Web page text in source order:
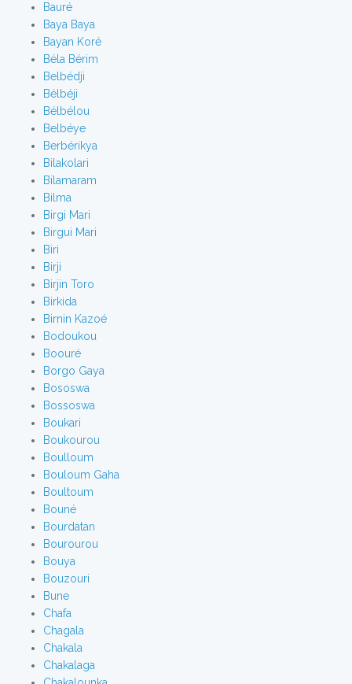
Bauré
Baya Baya
Bayan Koré
Béla Bérim
Belbédji
Bélbéji
Bélbélou
Belbéye
Berbérikya
Bilakolari
Bilamaram
Bilma
Birgi Mari
Birgui Mari
Biri
Birji
Birjin Toro
Birkida
Birnin Kazoé
Bodoukou
Boouré
Borgo Gaya
Bososwa
Bossoswa
Boukari
Boukourou
Boulloum
Bouloum Gaha
Boultoum
Bouné
Bourdatan
Bourourou
Bouya
Bouzouri
Bune
Chafa
Chagala
Chakala
Chakalaga